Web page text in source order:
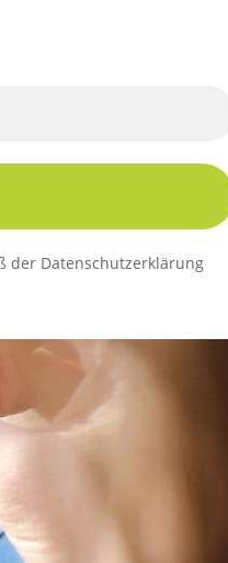
der Datenschutzerklärung